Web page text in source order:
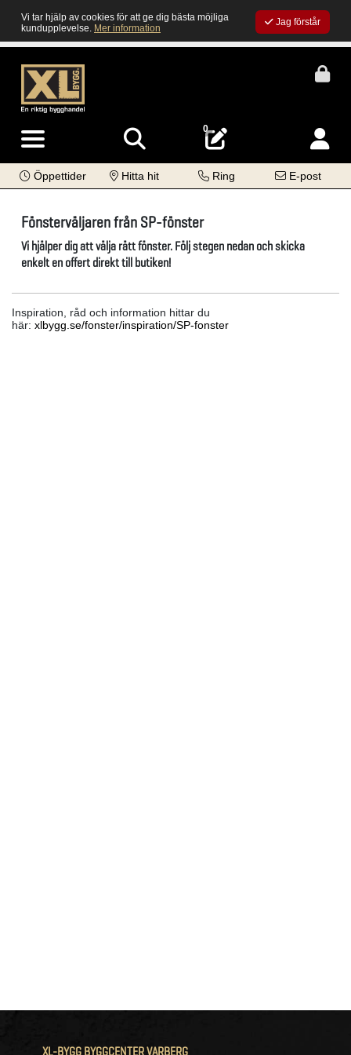
Vi tar hjälp av cookies för att ge dig bästa möjliga
kundupplevelse. Mer information
Jag förstår
0
Öppettider Hitta hit Ring E-post
Fönsterväljaren från SP-fönster
Vi hjälper dig att välja rätt fönster. Följ stegen nedan och skicka
enkelt en offert direkt till butiken!
Inspiration, råd och information hittar du
här: xlbygg.se/fonster/inspiration/SP-fonster
XL-BYGG BYGGCENTER VARBERG